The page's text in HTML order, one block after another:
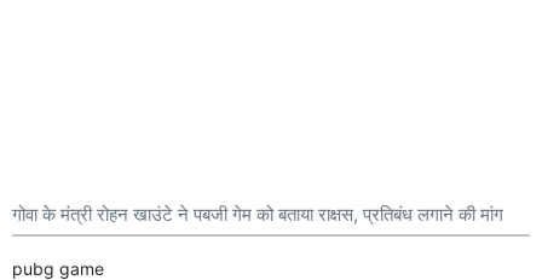
गोवा के मंत्री रोहन खाउंटे ने पबजी गेम को बताया राक्षस, प्रतिबंध लगाने की मांग
pubg game